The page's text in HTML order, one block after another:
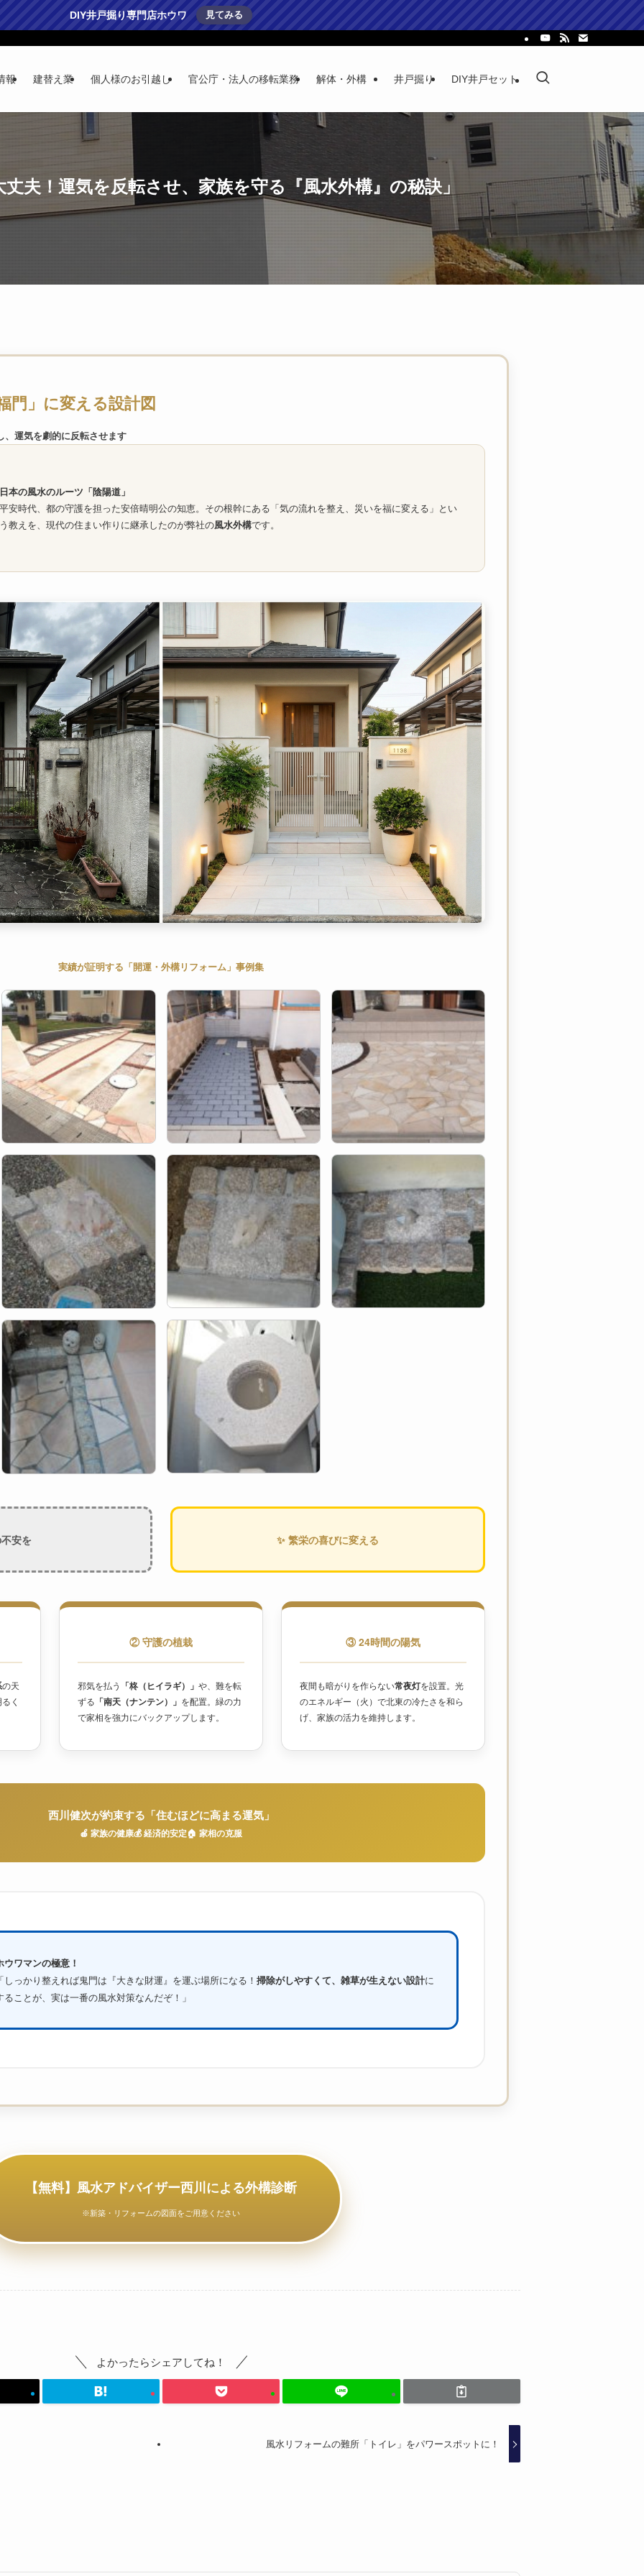
DIY井戸掘り専門店ホウワ 見てみる
報 建替え業 個人様のお引越し 官公庁・法人の移転業務 解体・外構 井戸掘り DIY井戸セット
夫！運気を反転させ、家族を守る『風水外構』の秘訣」
門」に変える設計図
運気を劇的に反転させます
日本の風水のルーツ「陰陽道」
平安時代、都の守護を担った安倍晴明公の知恵。その根幹にある「気の流れを整え、災いを福に変える」とい
う教えを、現代の住まい作りに継承したのが弊社の風水外構です。
実績が証明する「開運・外構リフォーム」事例集
安を ✨ 繁栄の喜びに変える
の天
く
② 守護の植栽
邪気を払う 「柊（ヒイラギ）」 や、難を転
ずる 「南天（ナンテン）」 を配置。緑の力
で家相を強力にバックアップします。
③ 24時間の陽気
夜間も暗がりを作らない常夜灯を設置。光
のエネルギー（火）で北東の冷たさを和ら
げ、家族の活力を維持します。
西川健次が約束する「住むほどに高まる運気」
🍎 家族の健康💰 経済的安定🏠 家相の克服
ウワマンの極意！
しっかり整えれば鬼門は『大きな財運』を運ぶ場所になる！ 掃除がしやすくて、雑草が生えない設計に
ることが、実は一番の風水対策なんだぞ！」
【無料】風水アドバイザー西川による外構診断
※新築・リフォームの図面をご用意ください
よかったらシェアしてね！
風水リフォームの難所「トイレ」をパワースポットに！